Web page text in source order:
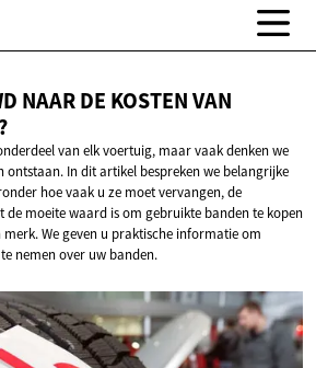
NAAR DE KOSTEN VAN
van elk voertuig, maar vaak denken we
ontstaan. In dit artikel bespreken we belangrijke
hoe vaak u ze moet vervangen, de
de moeite waard is om gebruikte banden te kopen
We geven u praktische informatie om
nemen over uw banden.